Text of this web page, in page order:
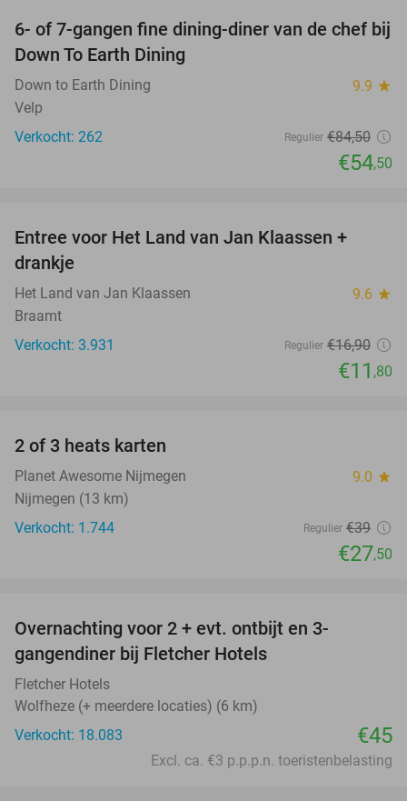
36%
6- of 7-gangen fine dining-diner van de chef bij
Down To Earth Dining
Down to Earth Dining 9.9 star
Velp
Verkocht: 262
Regulier €84,50
€54,50
Entree voor Het Land van Jan Klaassen +
drankje
Het Land van Jan Klaassen 9.6 star
Braamt
Verkocht: 3.931
Regulier €16,90
€11 ,80
2 of 3 heats karten
Planet Awesome Nijmegen 9.0 star
Nijmegen (13 km)
Verkocht: 1.744
Regulier €39
€27,50
Overnachting voor 2 + evt. ontbijt en 3-
gangendiner bij Fletcher Hotels
Fletcher Hotels
Wolfheze (+ meerdere locaties) (6 km)
Verkocht: 18.083
€45
Excl. ca. €3 p.p.p.n. toeristenbelasting